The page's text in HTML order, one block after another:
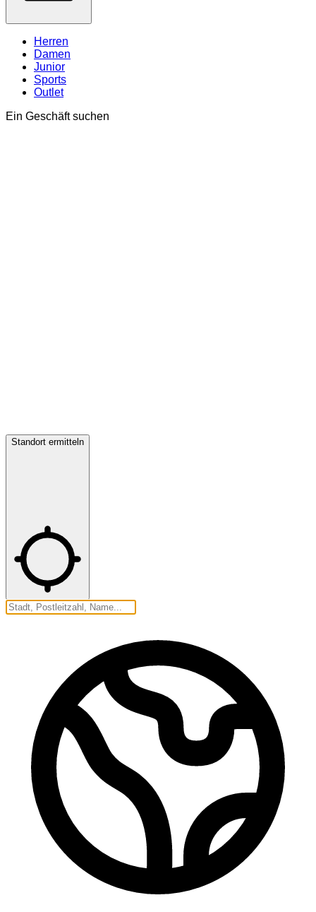
Herren
Damen
Junior
Sports
Outlet
Ein Geschäft suchen
Standort ermitteln